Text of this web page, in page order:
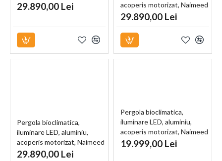
29.890,00 Lei
acoperis motorizat, Naimeed
D6787, 600x300x250cm,
29.890,00 Lei
Pergola bioclimatica,
iluminare LED, aluminiu,
acoperis motorizat, Naimeed
D6786, 600x300x250cm, Gri
29.890,00 Lei
Pergola bioclimatica,
iluminare LED, aluminiu,
acoperis motorizat, Naimeed
19.999,00 Lei